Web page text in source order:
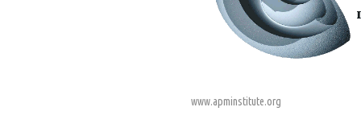
www.apminstitute.org